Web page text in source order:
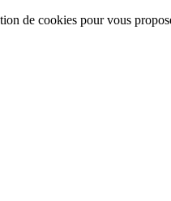
de cookies pour vous